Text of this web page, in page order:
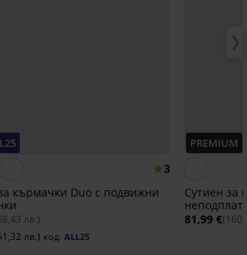
3
кърмачки Duo с подвижни
лв.)
лв.) код: ALL25
PREMIUM
Сутиен за
81,99 €